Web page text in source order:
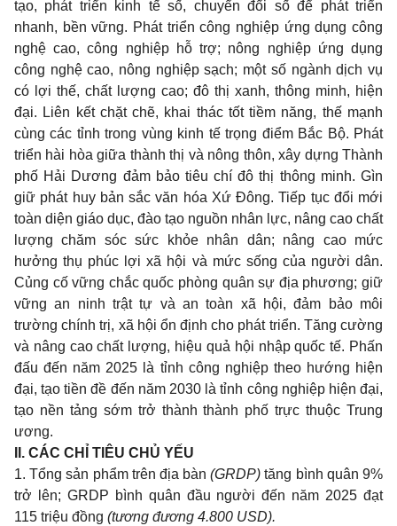
tạo, phát triển kinh tế số, chuyển đổi số để phát triển
nhanh, bền vững. Phát triển công nghiệp ứng dụng công
nghệ cao, công nghiệp hỗ trợ; nông nghiệp ứng dụng
công nghệ cao, nông nghiệp sạch; một số ngành dịch vụ
có lợi thế, chất lượng cao; đô thị xanh, thông minh, hiện
đại. Liên kết chặt chẽ, khai thác tốt tiềm năng, thế mạnh
cùng các tỉnh trong vùng kinh tế trọng điểm Bắc Bộ. Phát
triển hài hòa giữa thành thị và nông thôn, xây dựng Thành
phố Hải Dương đảm bảo tiêu chí đô thị thông minh. Gìn
giữ phát huy bản sắc văn hóa Xứ Đông. Tiếp tục đổi mới
toàn diện giáo dục, đào tạo nguồn nhân lực, nâng cao chất
lượng chăm sóc sức khỏe nhân dân; nâng cao mức
hưởng thụ phúc lợi xã hội và mức sống của người dân.
Củng cố vững chắc quốc phòng quân sự địa phương; giữ
vững an ninh trật tự và an toàn xã hội, đảm bảo môi
trường chính trị, xã hội ổn định cho phát triển. Tăng cường
và nâng cao chất lượng, hiệu quả hội nhập quốc tế. Phấn
đấu đến năm 2025 là tỉnh công nghiệp theo hướng hiện
đại, tạo tiền đề đến năm 2030 là tỉnh công nghiệp hiện đại,
tạo nền tảng sớm trở thành thành phố trực thuộc Trung
ương.
II. CÁC CHỈ TIÊU CHỦ YẾU
1. Tổng sản phẩm trên địa bàn(GRDP) tăng bình quân 9%
trở lên; GRDP bình quân đầu người đến năm 2025 đạt
115 triệu đồng (tương đương 4.800 USD).